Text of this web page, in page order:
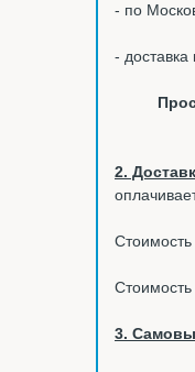
- по
- доставка
2.
3.